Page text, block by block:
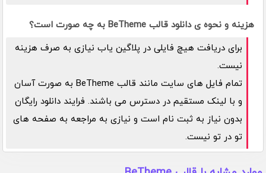
هزینه و نحوه ی دانلود قالب BeTheme به چه صورت است؟
برای دریافت هیچ فایلی در پلاگین یاب نیازی به صرف هزینه
نیست.
تمام فایل های سایت مانند قالب BeTheme به صورت آسان
و با لینک مستقیم در دسترس می باشند. فرایند دانلود رایگان
بدون نیاز به ثبت نام است و نیازی به مراجعه به صفحه های
تو در تو نیست.